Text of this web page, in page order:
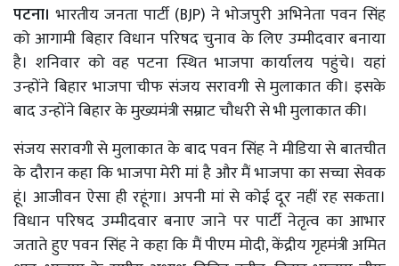
पटना। भारतीय जनता पार्टी (BJP) ने भोजपुरी अभिनेता पवन सिंह
को आगामी बिहार विधान परिषद चुनाव के लिए उम्मीदवार बनाया
है। शनिवार को वह पटना स्थित भाजपा कार्यालय पहुंचे। यहां
उन्होंने बिहार भाजपा चीफ संजय सरावगी से मुलाकात की। इसके
बाद उन्होंने बिहार के मुख्यमंत्री सम्राट चौधरी से भी मुलाकात की।
संजय सरावगी से मुलाकात के बाद पवन सिंह ने मीडिया से बातचीत
के दौरान कहा कि भाजपा मेरी मां है और मैं भाजपा का सच्चा सेवक
हूं। आजीवन ऐसा ही रहूंगा। अपनी मां से कोई दूर नहीं रह सकता।
विधान परिषद उम्मीदवार बनाए जाने पर पार्टी नेतृत्व का आभार
जताते हुए पवन सिंह ने कहा कि मैं पीएम मोदी, केंद्रीय गृहमंत्री अमित